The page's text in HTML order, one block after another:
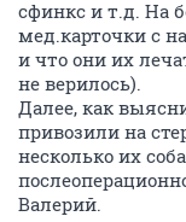
сфинкс и т.д. На
мед.карточки с
и что они их
не верилось).
Далее, как
привозили на
несколько их
Валерий.